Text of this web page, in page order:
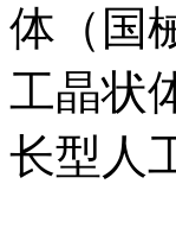
体（国
工晶状
长型人